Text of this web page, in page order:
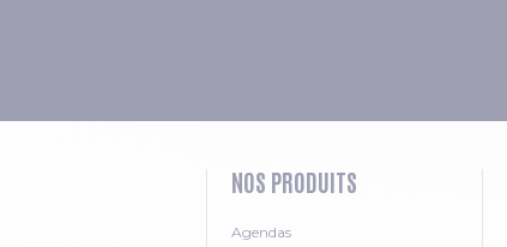
NOS PRODUITS
Agendas